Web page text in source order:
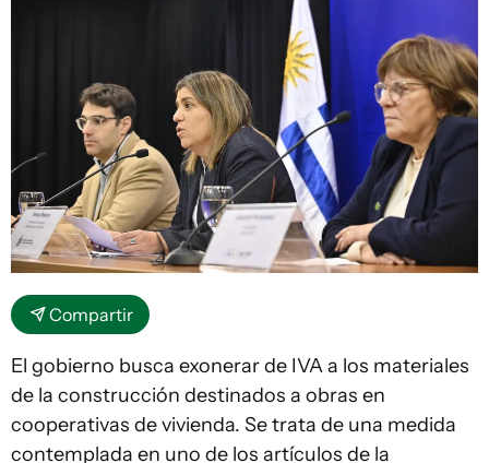
Compartir
El gobierno busca exonerar de IVA a los materiales
de la construcción destinados a obras en
cooperativas de vivienda. Se trata de una medida
contemplada en uno de los artículos de la